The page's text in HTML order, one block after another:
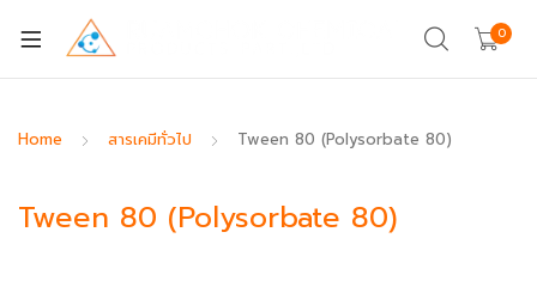
0
Home สารเคมีทั่วไป Tween 80 (Polysorbate 80)
Tween 80 (Polysorbate 80)